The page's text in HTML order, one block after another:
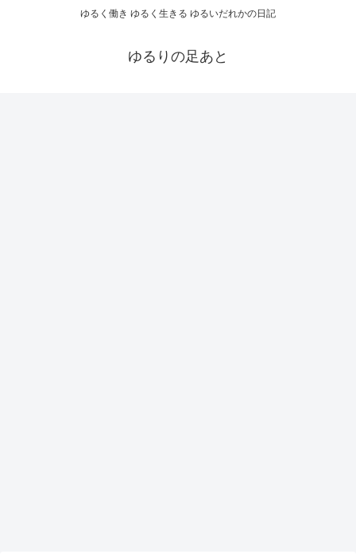
ゆるく働き ゆるく生きる ゆるいだれかの日記
ゆるりの足あと